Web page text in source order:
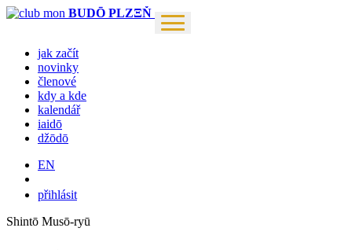
BUDŌ PLZΞŇ
jak začít
novinky
členové
kdy a kde
kalendář
iaidō
džōdō
EN
přihlásit
Shintō Musō-ryū